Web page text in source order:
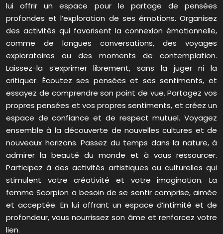
lui offrir un espace pour le partage de pensées
profondes et l’exploration de ses émotions. Organisez
des activités qui favorisent la connexion émotionnelle,
comme de longues conversations, des voyages
exploratoires ou des moments de contemplation.
Laissez-la s’exprimer librement, sans la juger ni la
critiquer. Écoutez ses pensées et ses sentiments, et
essayez de comprendre son point de vue. Partagez vos
propres pensées et vos propres sentiments, et créez un
espace de confiance et de respect mutuel. Voyagez
ensemble à la découverte de nouvelles cultures et de
nouveaux horizons. Passez du temps dans la nature, à
admirer la beauté du monde et à vous ressourcer.
Participez à des activités artistiques ou culturelles qui
stimulent votre créativité et votre imagination. La
femme Scorpion a besoin de se sentir comprise, aimée
et acceptée. En lui offrant un espace d’intimité et de
profondeur, vous nourrissez son âme et renforcez votre
lien.